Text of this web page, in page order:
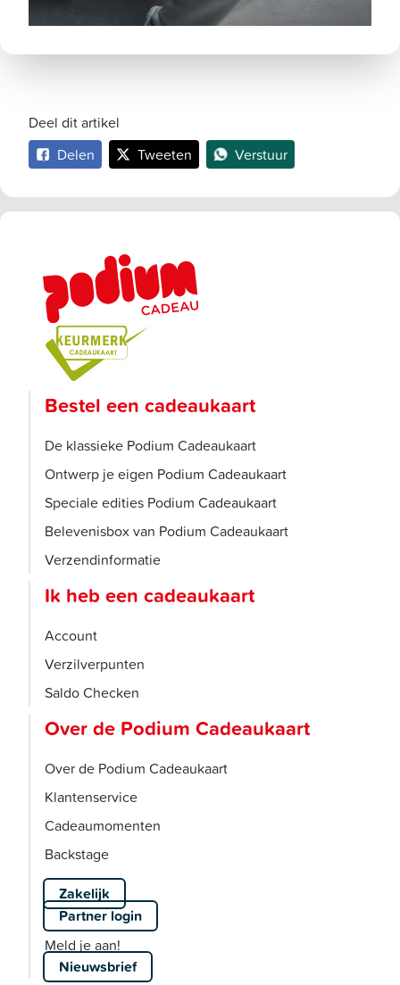
Deel dit artikel
Delen
Tweeten Verstuur
Bestel een cadeaukaart
De klassieke Podium Cadeaukaart
Ontwerp je eigen Podium Cadeaukaart
Speciale edities Podium Cadeaukaart
Belevenisbox van Podium Cadeaukaart
Verzendinformatie
Ik heb een cadeaukaart
Account
Verzilverpunten
Saldo Checken
Over de Podium Cadeaukaart
Over de Podium Cadeaukaart
Klantenservice
Cadeaumomenten
Backstage
Zakelijk
Partner login
Meld je aan!
Nieuwsbrief